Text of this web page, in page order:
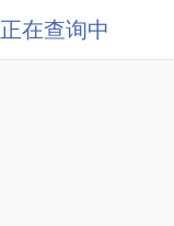
正在查询中